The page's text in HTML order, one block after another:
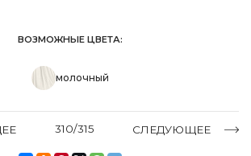
ВОЗМОЖНЫЕ ЦВЕТА:
молочный
310/315 СЛЕДУЮЩЕЕ